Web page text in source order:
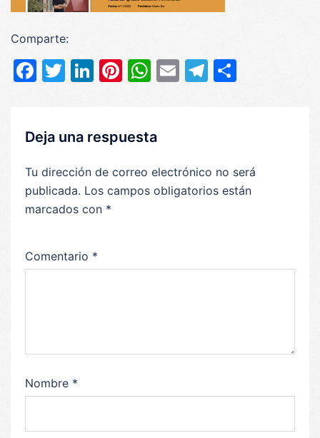
Comparte:
Facebook
Twitter
LinkedIn
Pinterest
WhatsApp
EmailTelegram
Deja una respuesta
Tu dirección de correo electrónico no será
publicada. Los campos obligatorios están
marcados con *
Comentario *
Nombre *